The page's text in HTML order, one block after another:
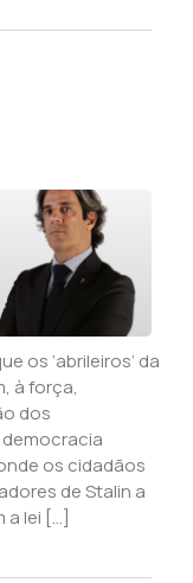
os ‘abrileiros’ da
à força,
dos
os cidadãos
de Stalin a
a lei […]